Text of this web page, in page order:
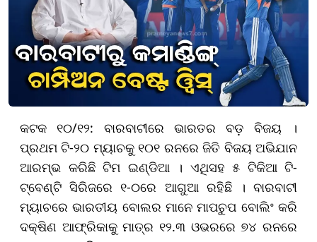
କଟକ ୧୦/୧୨: ବାରବାଟୀରେ ଭାରତର ବଡ଼ ବିଜୟ ।
ପ୍ରଥମ ଟି-୨୦ ମ୍ୟାଚକୁ ୧୦୧ ରନରେ ଜିତି ବିଜୟ ଅଭିଯାନ
ଆରମ୍ଭ କରିଛି ଟିମ ଇଣ୍ଡିଆ । ଏଥିସହ ୫ ଟିକିଆ ଟି-
ଟ୍ବେଣ୍ଟି ସିରିଜରେ ୧-୦ରେ ଆଗୁଆ ରହିଛି । ବାରବାଟୀ
ମ୍ୟାଚରେ ଭାରତୀୟ ବୋଲର ମାନେ ମାପଚୁପ ବୋଲିଂ କରି
ଦକ୍ଷିଣ ଆଫ୍ରିକାକୁ ମାତ୍ର ୧୨.୩ ଓଭରରେ ୭୪ ରନରେ